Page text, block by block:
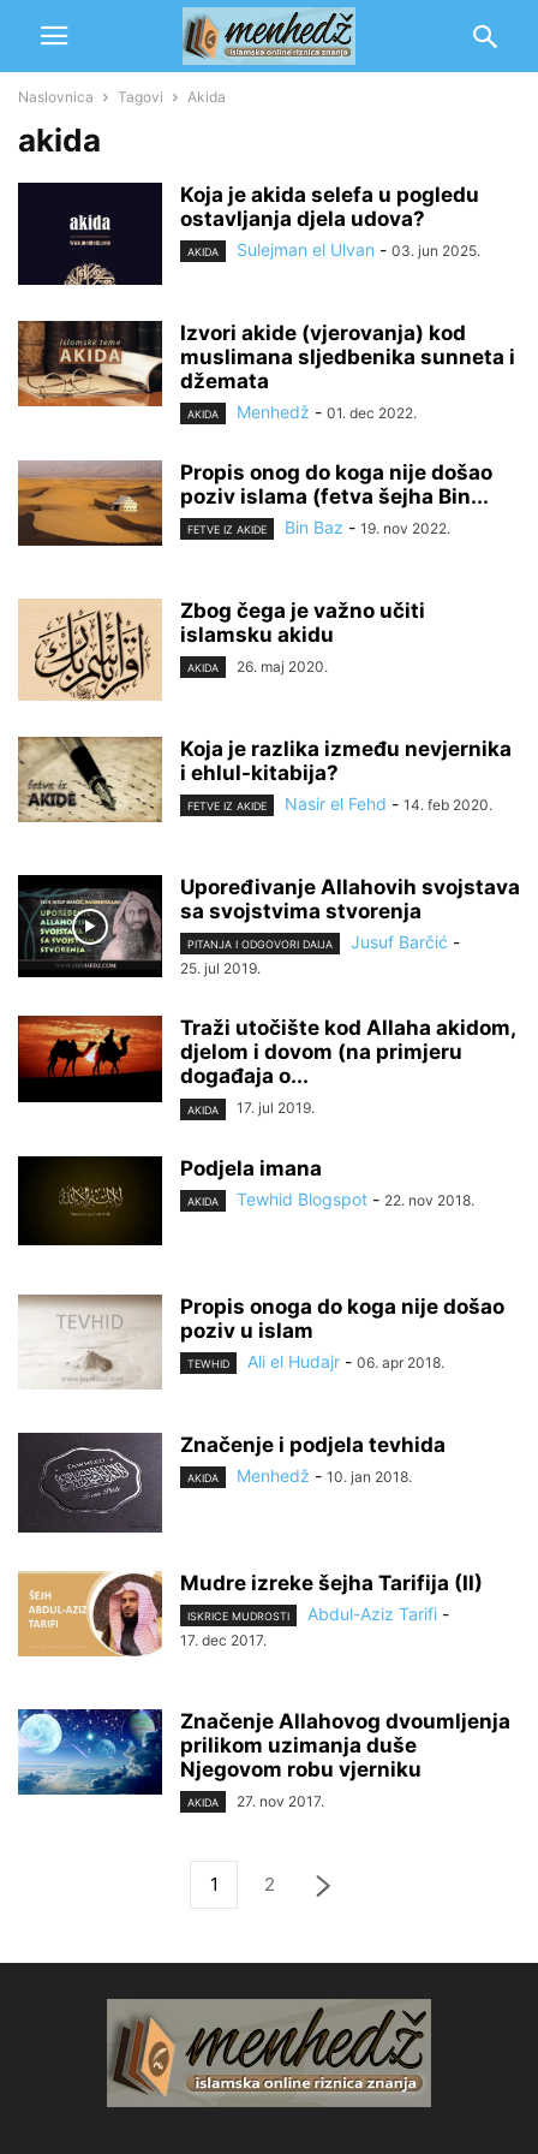
Naslovnica Tagovi Akida
akida
Koja je akida selefa u pogledu
ostavljanja djela udova?
AKIDA Sulejman el Ulvan - 03. jun 2025.
Izvori akide (vjerovanja) kod
muslimana sljedbenika sunneta i
džemata
AKIDA Menhedž - 01. dec 2022.
Propis onog do koga nije došao
poziv islama (fetva šejha Bin...
FETVE IZ AKIDE Bin Baz - 19. nov 2022.
Zbog čega je važno učiti
islamsku akidu
AKIDA 26. maj 2020.
Koja je razlika između nevjernika
i ehlul-kitabija?
FETVE IZ AKIDE Nasir el Fehd - 14. feb 2020.
Upoređivanje Allahovih svojstava
sa svojstvima stvorenja
PITANJA I ODGOVORI DAIJA Jusuf Barčić -
25. jul 2019.
Traži utočište kod Allaha akidom,
djelom i dovom (na primjeru
događaja o...
AKIDA 17. jul 2019.
Podjela imana
AKIDA Tewhid Blogspot - 22. nov 2018.
Propis onoga do koga nije došao
poziv u islam
TEWHID Ali el Hudajr - 06. apr 2018.
Značenje i podjela tevhida
AKIDA Menhedž - 10. jan 2018.
Mudre izreke šejha Tarifija (II)
ISKRICE MUDROSTI Abdul-Aziz Tarifi -
17. dec 2017.
Značenje Allahovog dvoumljenja
prilikom uzimanja duše
Njegovom robu vjerniku
AKIDA 27. nov 2017.
1 2